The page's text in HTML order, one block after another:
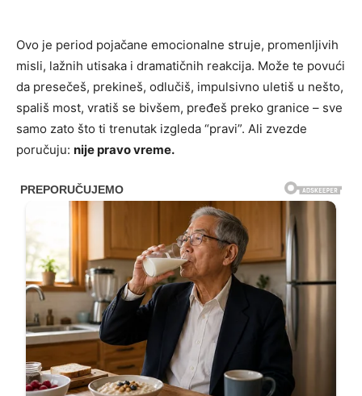
Ovo je period pojačane emocionalne struje, promenljivih
misli, lažnih utisaka i dramatičnih reakcija. Može te povući
da presečeš, prekineš, odlučiš, impulsivno uletiš u nešto,
spališ most, vratiš se bivšem, pređeš preko granice – sve
samo zato što ti trenutak izgleda “pravi”. Ali zvezde
poručuju: nije pravo vreme.